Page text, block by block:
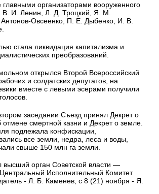
организаторами вооруженного
В. И. Ленин, Л. Д. Троцкий, Я. М.
Овсеенко, П. Е. Дыбенко, И. В.
стала ликвидация капитализма и
преобразований.
открылся Второй Всероссийский
и солдатских депутатов, на
вместе с левыми эсерами получили
заседании Съезд принял Декрет о
смертной казни и Декрет о земле.
подлежала конфискации,
все земли, недра, леса и воды,
свыше 150 млн га земли.
высший орган Советской власти —
Исполнительный Комитет
- Л. Б. Каменев, с 8 (21) ноября - Я.